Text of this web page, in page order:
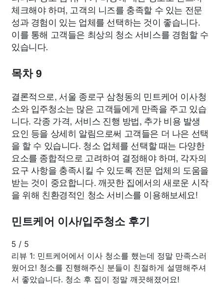
체크해야 하며, 고객의 니즈를 충족할 수 있는 전문
성과 경험이 있는 업체를 선택하는 것이 좋습니다.
이를 통해 고객들은 최상의 청소 서비스를 경험할 수
있습니다.
목차 9
결론적으로, 서울 종로구 삼청동의 민트케어 이사청
소와 입주청소는 많은 고객들에게 만족을 주고 있습
니다. 각종 가격, 서비스 진행 방법, 추가 비용 발생
요인 등을 상세히 알림으로써 고객들은 더 나은 선택
을 할 수 있습니다. 청소 업체를 선택할 때는 다양한
요소를 종합적으로 고려하여 결정해야 하며, 각자의
요구 사항을 충족시킬 수 있도록 전문 업체의 도움을
받는 것이 중요합니다. 깨끗한 집에서의 새로운 시작
을 위해 친환경적인 청소 서비스를 이용해보세요!
민트케어 이사/입주청소 후기
5 / 5
리뷰 1: 민트케어에서 이사 청소를 했는데 정말 만족스러
웠어요! 청소를 진행해주신 분들이 친절하게 설명해주셔
서 좋았습니다. 청소 후 집이 정말 깨끗해졌어요!